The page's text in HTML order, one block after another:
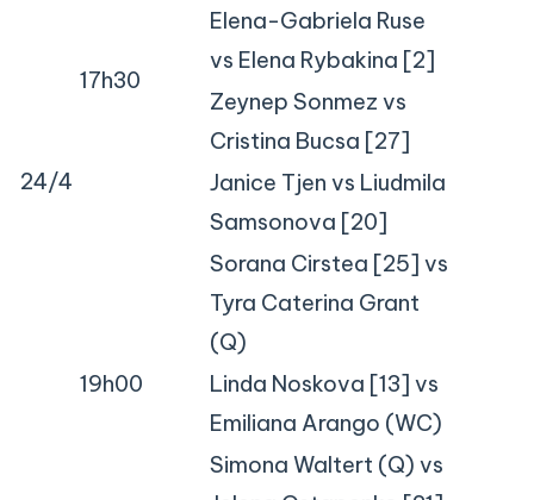
24/4
17h30
Elena-Gabriela Ruse
vs Elena Rybakina [2]
Zeynep Sonmez vs
Cristina Bucsa [27]
Janice Tjen vs Liudmila
Samsonova [20]
19h00
Sorana Cirstea [25] vs
Tyra Caterina Grant
(Q)
Linda Noskova [13] vs
Emiliana Arango (WC)
Simona Waltert (Q) vs